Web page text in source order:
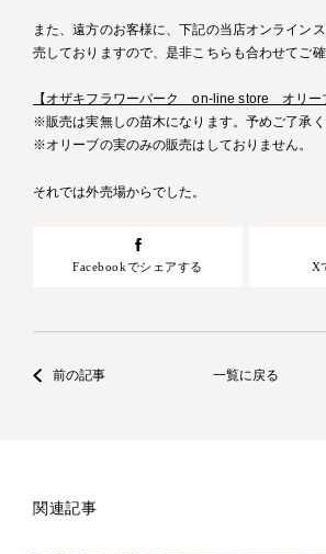
また、遠方のお客様に、下記の当店オンライン
売しておりますので、是非こちらも合わせてご確
【オザキフラワーパーク on-line store オリー
※販売は実無しの苗木になります。予めご了承く
※オリーブの実のみの販売はしておりません。
それでは外売場からでした。
Facebookでシェアする X
前の記事 一覧に戻る
関連記事